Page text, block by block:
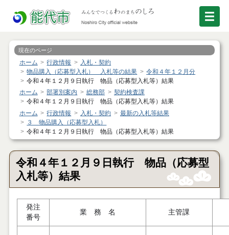
現在のページ
ホーム 行政情報
入札・契約
物品購入（応募型入札） 入札等の結果
令和４年１２月分
令和４年１２月９日執行 物品（応募型入札等）結果
ホーム
部署別案内 総務部
契約検査課
令和４年１２月９日執行 物品（応募型入札等）結果
ホーム
行政情報 入札・契約
最新の入札等結果
３ 物品購入（応募型入札）
令和４年１２月９日執行 物品（応募型入札等）結果
令和４年１２月９日執行 物品（応募型
入札等）結果
発注
番号
業 務 名 主管課